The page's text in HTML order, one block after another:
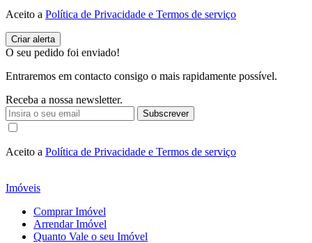
Aceito a Política de Privacidade e Termos de serviço
O seu pedido foi enviado!
Entraremos em contacto consigo o mais rapidamente possível.
Receba a nossa newsletter.
Subscrever
Aceito a Política de Privacidade e Termos de serviço
Imóveis
Comprar Imóvel
Arrendar Imóvel
Quanto Vale o seu Imóvel